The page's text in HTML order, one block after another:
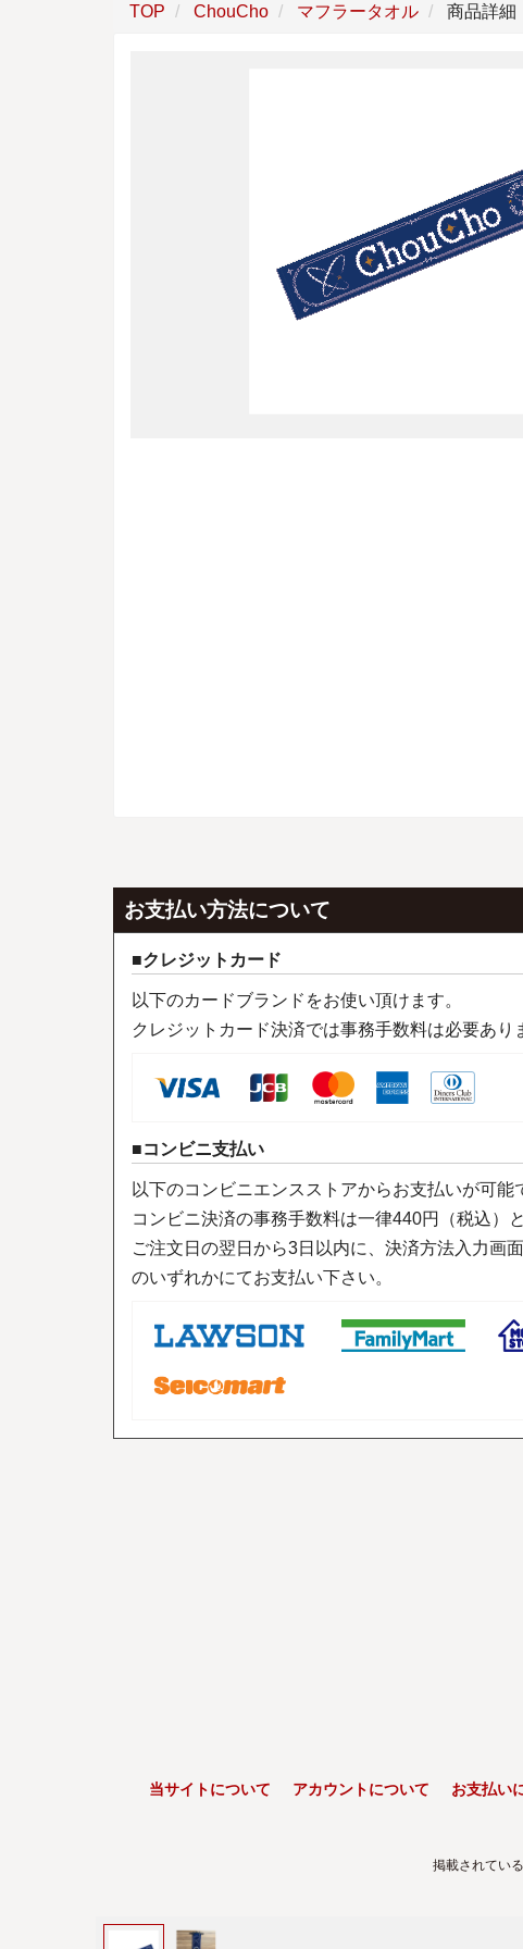
TOP ChouCho マフラータオル 商品詳細
お支払い方法について
クレジットカード
以下のカードブランドをお使い頂けます。
クレジットカード決済では事務手数料は必要あり
コンビニ支払い
以下のコンビニエンスストアからお支払いが可能
コンビニ決済の事務手数料は一律440円（税込）
ご注文日の翌日から3日以内に、決済方法入力画
のいずれかにてお支払い下さい。
当サイトについて アカウントについて お支払い
掲載されてい